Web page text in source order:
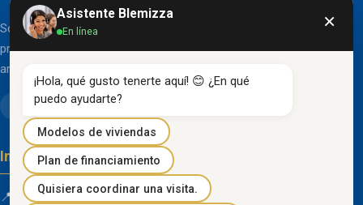
Somos una organización líder en el desarrollo de
proyectos inmobiliarios que destacan por su diseño
arquitectónico clásico y acabados de primera línea.
Información de contacto
📍 Km 85 Vía Progreso, Playas, Guayas, Ecuador
Asistente Blemizza
En línea ×
¡Hola, qué gusto tenerte aquí! 😊 ¿En qué
puedo ayudarte?
Modelos de viviendas
Plan de financiamiento
Quisiera coordinar una visita.